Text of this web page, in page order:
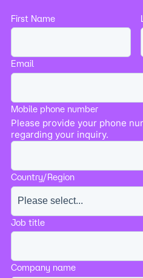
First Name
Email
Mobile phone number
Please provide your phone
regarding your inquiry.
Country/Region
Job title
Company name